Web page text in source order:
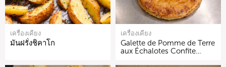
เครื่องเคียง
มันฝรั่งชิคาโก
เครื่องเคียง
Galette de Pomme de Terre
aux Échalotes Confite…